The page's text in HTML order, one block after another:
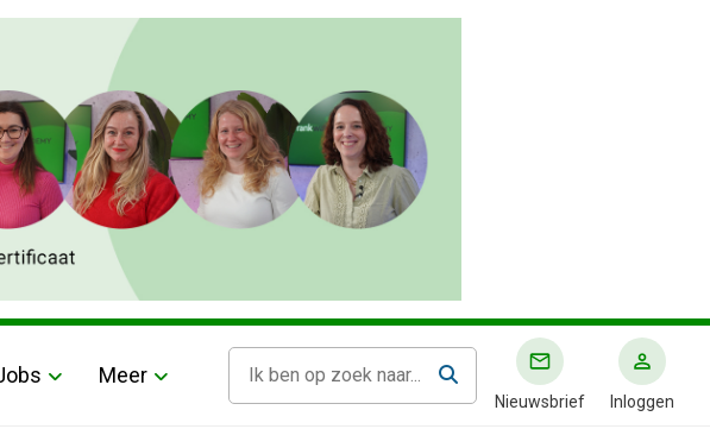
Meer
Nieuwsbrief Inloggen